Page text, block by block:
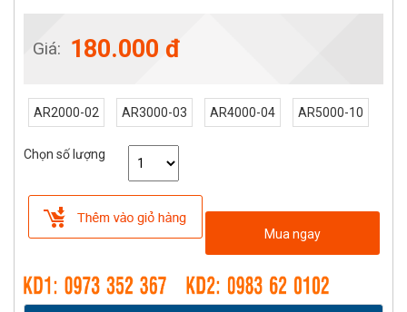
Giá: 180.000 đ
AR2000-02 AR3000-03 AR4000-04 AR5000-10
Chọn số lượng
Mua ngay